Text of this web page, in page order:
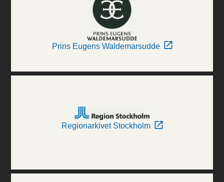
Prins Eugens Waldemarsudde
Regionarkivet Stockholm